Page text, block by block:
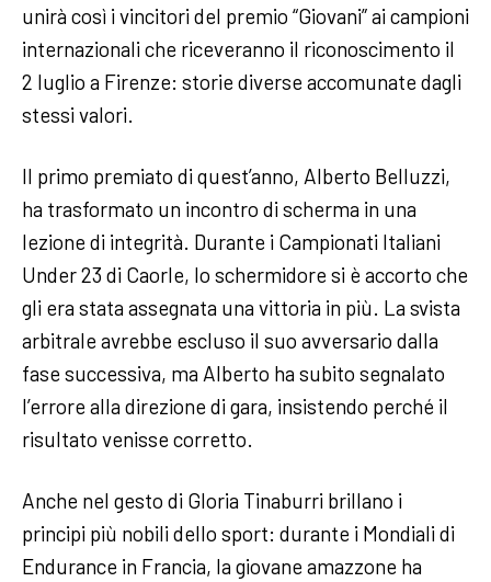
unirà così i vincitori del premio “Giovani” ai campioni
internazionali che riceveranno il riconoscimento il
2 luglio a Firenze: storie diverse accomunate dagli
stessi valori.
Il primo premiato di quest’anno, Alberto Belluzzi,
ha trasformato un incontro di scherma in una
lezione di integrità. Durante i Campionati Italiani
Under 23 di Caorle, lo schermidore si è accorto che
gli era stata assegnata una vittoria in più. La svista
arbitrale avrebbe escluso il suo avversario dalla
fase successiva, ma Alberto ha subito segnalato
l’errore alla direzione di gara, insistendo perché il
risultato venisse corretto.
Anche nel gesto di Gloria Tinaburri brillano i
principi più nobili dello sport: durante i Mondiali di
Endurance in Francia, la giovane amazzone ha